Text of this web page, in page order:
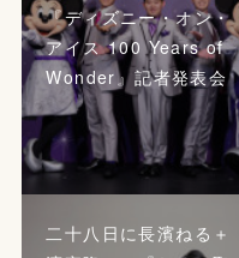
『ディズニー・オン・
アイス 100 Years of
Wonder』記者発表会
二十八日に長濱ねる＋